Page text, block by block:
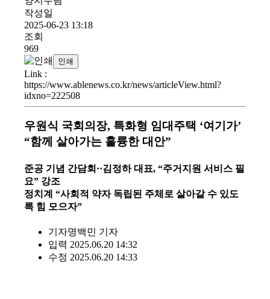
작성일
2025-06-23 13:18
조회
969
인쇄
Link :
https://www.ablenews.co.kr/news/articleView.html?
idxno=222508
우원식 국회의장, 특화형 임대주택 ‘여기가’
“함께 살아가는 훌륭한 대안”
준공 기념 간담회··김정하 대표, “주거지원 서비스 필
요” 강조
정치계 “사회적 약자 독립된 주체로 살아갈 수 있도
록 힘 모으자”
기자명백민 기자
입력 2025.06.20 14:32
수정 2025.06.20 14:33